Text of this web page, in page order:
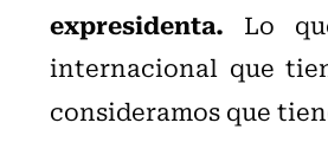
expresidenta. Lo
internacional que
consideramos que